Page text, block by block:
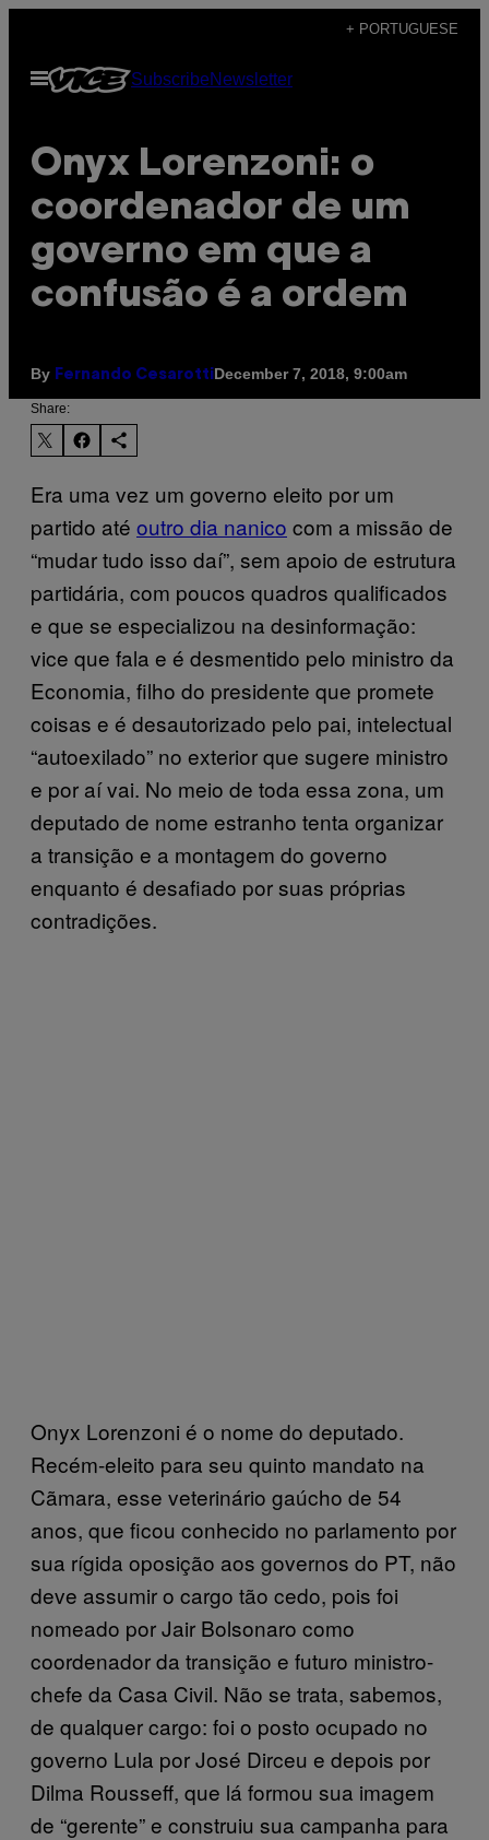
content
+ PORTUGUESE
Open
Menu
SubscribeNewsletter
Onyx Lorenzoni: o
coordenador de um
governo em que a
confusão é a ordem
By Fernando CesarottiDecember 7, 2018, 9:00am
Share:
Era uma vez um governo eleito por um
partido até outro dia nanico com a missão de
“mudar tudo isso daí”, sem apoio de estrutura
partidária, com poucos quadros qualificados
e que se especializou na desinformação:
vice que fala e é desmentido pelo ministro da
Economia, filho do presidente que promete
coisas e é desautorizado pelo pai, intelectual
“autoexilado” no exterior que sugere ministro
e por aí vai. No meio de toda essa zona, um
deputado de nome estranho tenta organizar
a transição e a montagem do governo
enquanto é desafiado por suas próprias
contradições.
Onyx Lorenzoni é o nome do deputado.
Recém-eleito para seu quinto mandato na
Cãmara, esse veterinário gaúcho de 54
anos, que ficou conhecido no parlamento por
sua rígida oposição aos governos do PT, não
deve assumir o cargo tão cedo, pois foi
nomeado por Jair Bolsonaro como
coordenador da transição e futuro ministro-
chefe da Casa Civil. Não se trata, sabemos,
de qualquer cargo: foi o posto ocupado no
governo Lula por José Dirceu e depois por
Dilma Rousseff, que lá formou sua imagem
de “gerente” e construiu sua campanha para